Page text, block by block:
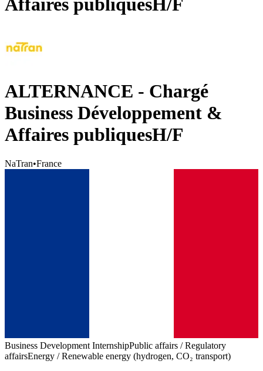
Affaires publiquesH/F
ALTERNANCE - Chargé
Business Développement &
Affaires publiquesH/F
NaTran•France
Business Development InternshipPublic affairs / Regulatory
affairsEnergy / Renewable energy (hydrogen, CO₂ transport)